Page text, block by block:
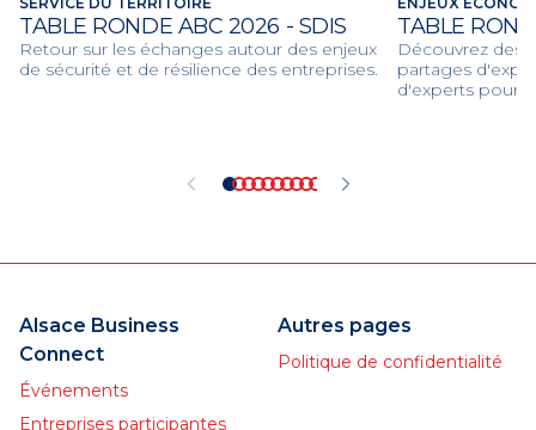
TABLE RONDE ABC 2026 - SDIS
Retour sur les échanges autour des enjeux
de sécurité et de résilience des entreprises.
TABLE
Découvrez des
partages
d'experts pour
Alsace Business
Connect
Événements
Entreprises participantes
Autres pages
Politique de confidentialité